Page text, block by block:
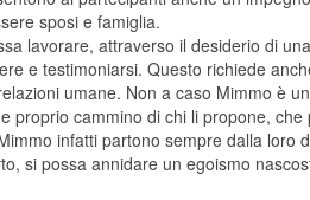
sposi e famiglia.
lavorare, attraverso il desiderio di
e testimoniarsi. Questo richiede
umane. Non a caso Mimmo è
proprio cammino di chi li propone, che
infatti partono sempre dalla loro
si possa annidare un egoismo